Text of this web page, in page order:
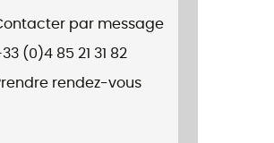
par message
(0)4 85 21 31 82
rendez-vous